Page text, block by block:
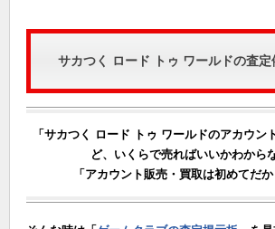
サカつく ロード トゥ ワールドの査定
「サカつく ロード トゥ ワールドのアカウン
ど、いくらで売ればいいかわから
「アカウント販売・買取は初めてだ